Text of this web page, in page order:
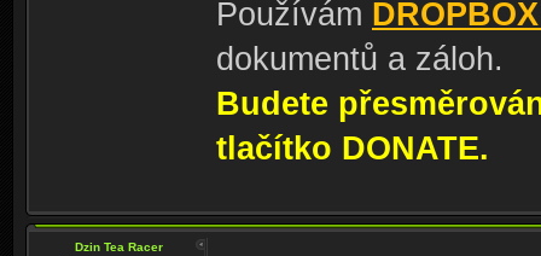
Používám
dokumentů a záloh.
Budete
tlačítko DONATE.
Dzin Tea Racer